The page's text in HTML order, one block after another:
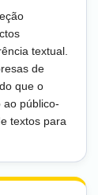
textual.
de
que o
ao público-
textos para